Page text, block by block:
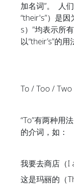
加名词”。 人
“their's”）是
s）”均表示所
以“their’s”的用
To / Too / Two
“To”有两种用
的介词，如：
我要去商店（I
这是玛丽的（